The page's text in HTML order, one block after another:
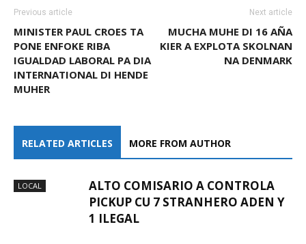
Previous article
MINISTER PAUL CROES TA
PONE ENFOKE RIBA
IGUALDAD LABORAL PA DIA
INTERNATIONAL DI HENDE
MUHER
Next article
MUCHA MUHE DI 16 AÑA
KIER A EXPLOTA SKOLNAN
NA DENMARK
RELATED ARTICLES MORE FROM AUTHOR
LOCAL
ALTO COMISARIO A CONTROLA
PICKUP CU 7 STRANHERO ADEN Y
1 ILEGAL